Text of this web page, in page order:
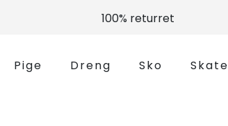
100% returret
Pige Dreng Sko Skate